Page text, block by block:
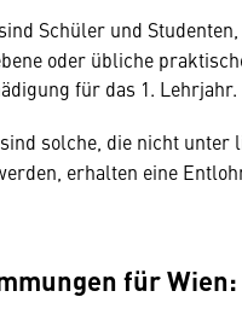
sind Schüler und
oder übliche
für das 1. Lehrjahr.
sind solche, die nicht
erhalten eine
für Wien: